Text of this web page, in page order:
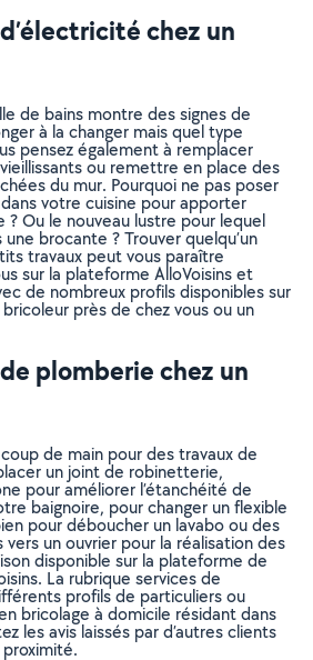
chez un
de bains montre des signes de
à la changer mais quel type
pensez également à remplacer
ou remettre en place des
du mur. Pourquoi ne pas poser
votre cuisine pour apporter
? Ou le nouveau lustre pour lequel
brocante ? Trouver quelqu’un
travaux peut vous paraître
sur la plateforme AlloVoisins et
de nombreux profils disponibles sur
près de chez vous ou un
plomberie chez un
coup de main pour des travaux de
un joint de robinetterie,
pour améliorer l’étanchéité de
baignoire, pour changer un flexible
pour déboucher un lavabo ou des
un ouvrier pour la réalisation des
disponible sur la plateforme de
La rubrique services de
profils de particuliers ou
bricolage à domicile résidant dans
les avis laissés par d’autres clients